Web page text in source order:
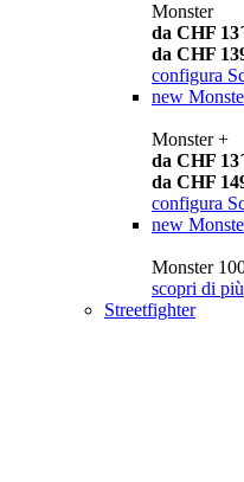
Monster
da CHF
da CHF
configura
new
Monster +
da CHF
da CHF
configura
new
Monster
scopri di più
Streetfighter